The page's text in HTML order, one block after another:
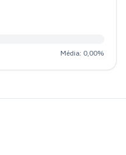
Média: 0,00%